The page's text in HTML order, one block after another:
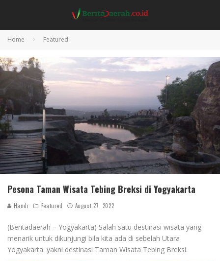
Home Featured
Pesona Taman Wisata Tebing Breksi di Yogyakarta
Handi Featured August 27, 2022
(Beritadaerah – Yogyakarta) Salah satu destinasi wisata yang
menarik untuk dikunjungi bila kita ada di sebelah Utara
Yogyakarta. yakni destinasi Taman Wisata Tebing Breksi.